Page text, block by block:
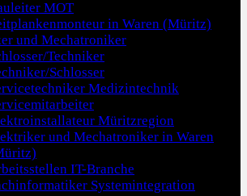
MOT
in Waren (Müritz)
und Mechatroniker
Techniker
Schlosser
Medizintechnik
Müritzregion
und Mechatroniker in Waren
IT-Branche
Systemintegration